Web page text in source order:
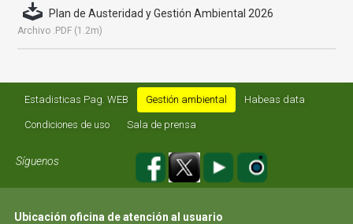
Plan de Austeridad y Gestión Ambiental 2026
Archivo .PDF (1.2m)
Estadisticas Pag. WEB Gestión ambiental Habeas data
Condiciones de uso Sala de prensa
Síguenos
Ubicación oficina de atención al usuario